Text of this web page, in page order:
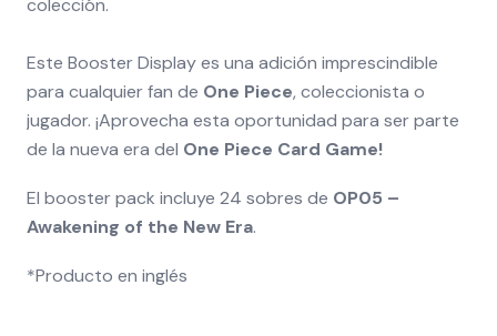
colección.
Este Booster Display es una adición imprescindible
para cualquier fan de One Piece, coleccionista o
jugador. ¡Aprovecha esta oportunidad para ser parte
de la nueva era del One Piece Card Game!
El booster pack incluye 24 sobres de OP05 –
Awakening of the New Era.
*Producto en inglés